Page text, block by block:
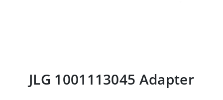
JLG 1001113045 Adapter